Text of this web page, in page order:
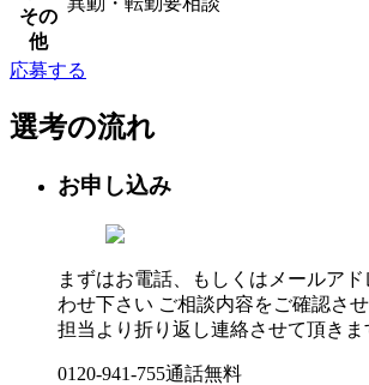
その
他
応募する
選考の流れ
お申し込み
まずはお電話、もしくはメールア
わせ下さい ご相談内容をご確認さ
担当より折り返し連絡させて頂きま
0120-941-755通話無料